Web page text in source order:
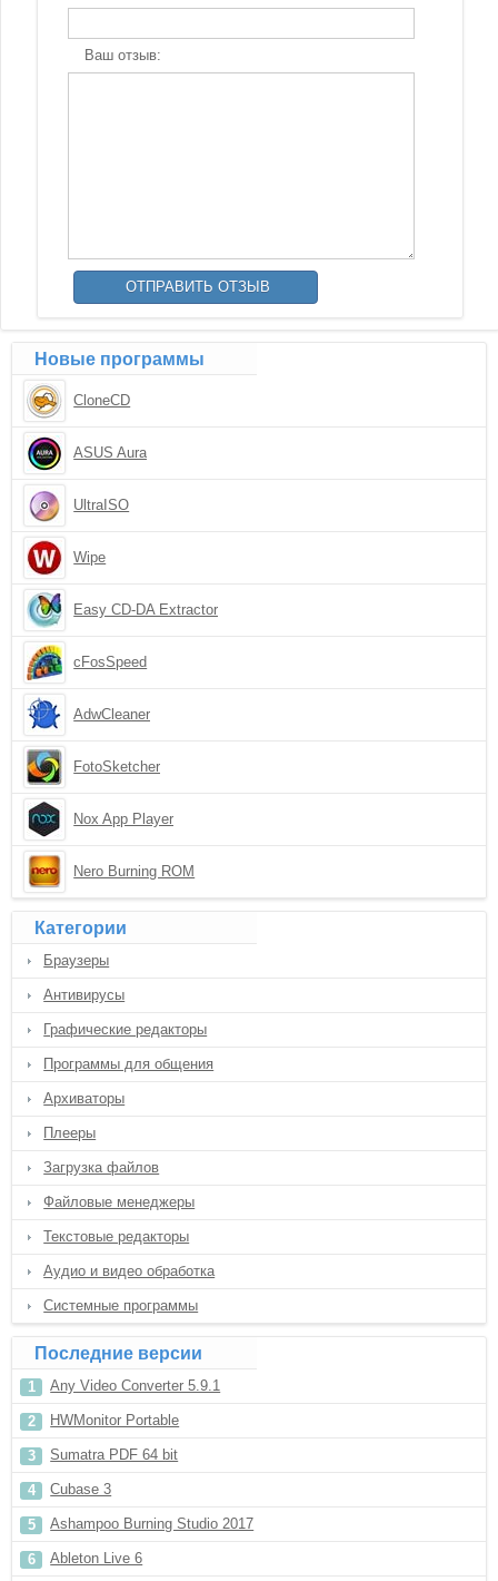
Ваш отзыв:
Новые программы
CloneCD
ASUS Aura
UltraISO
Wipe
Easy CD-DA Extractor
cFosSpeed
AdwCleaner
FotoSketcher
Nox App Player
Nero Burning ROM
Категории
Браузеры
Антивирусы
Графические редакторы
Программы для общения
Архиваторы
Плееры
Загрузка файлов
Файловые менеджеры
Текстовые редакторы
Аудио и видео обработка
Системные программы
Последние версии
Any Video Converter 5.9.1
HWMonitor Portable
Sumatra PDF 64 bit
Cubase 3
Ashampoo Burning Studio 2017
Ableton Live 6